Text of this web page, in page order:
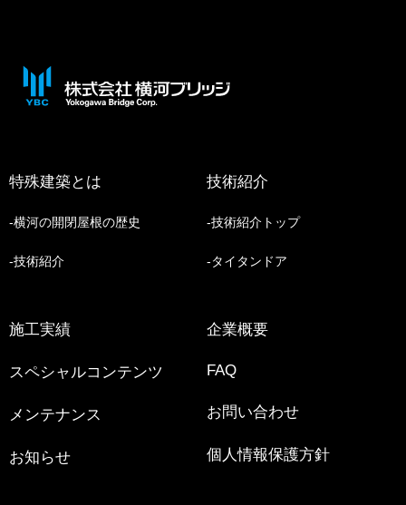
特殊建築とは
横河の開閉屋根の歴史
技術紹介
技術紹介
技術紹介トップ
タイタンドア
施工実績
スペシャルコンテンツ
メンテナンス
お知らせ
企業概要
FAQ
お問い合わせ
個人情報保護方針